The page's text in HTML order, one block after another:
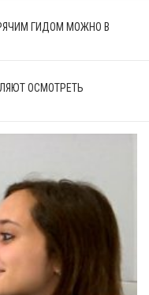
ГИДОМ МОЖНО В
ОСМОТРЕТЬ